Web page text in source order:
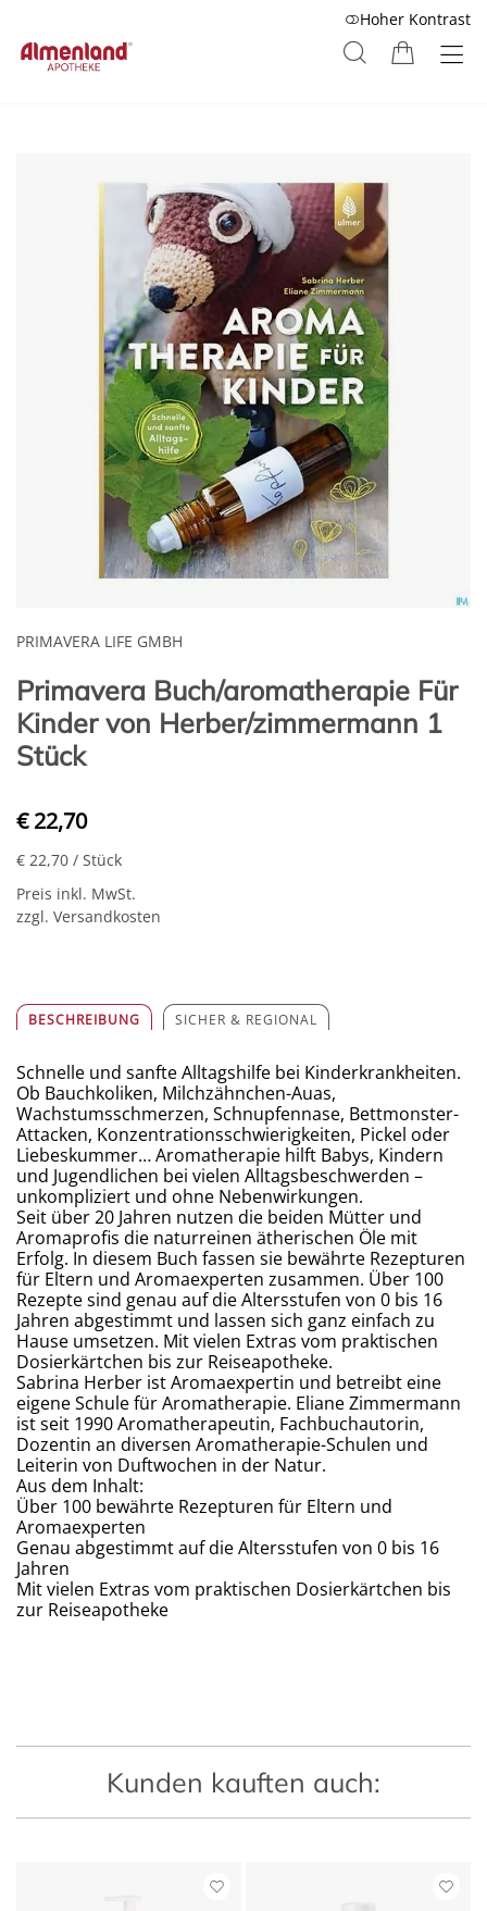
Hoher Kontrast
PRIMAVERA LIFE GMBH
Primavera Buch/aromatherapie Für
Kinder von Herber/zimmermann 1
Stück
€ 22,70
€ 22,70 / Stück
Preis inkl. MwSt.
zzgl. Versandkosten
BESCHREIBUNG SICHER & REGIONAL
Schnelle und sanfte Alltagshilfe bei Kinderkrankheiten.
Ob Bauchkoliken, Milchzähnchen-Auas,
Wachstumsschmerzen, Schnupfennase, Bettmonster-
Attacken, Konzentrationsschwierigkeiten, Pickel oder
Liebeskummer… Aromatherapie hilft Babys, Kindern
und Jugendlichen bei vielen Alltagsbeschwerden –
unkompliziert und ohne Nebenwirkungen.
Seit über 20 Jahren nutzen die beiden Mütter und
Aromaprofis die naturreinen ätherischen Öle mit
Erfolg. In diesem Buch fassen sie bewährte Rezepturen
für Eltern und Aromaexperten zusammen. Über 100
Rezepte sind genau auf die Altersstufen von 0 bis 16
Jahren abgestimmt und lassen sich ganz einfach zu
Hause umsetzen. Mit vielen Extras vom praktischen
Dosierkärtchen bis zur Reiseapotheke.
Sabrina Herber ist Aromaexpertin und betreibt eine
eigene Schule für Aromatherapie. Eliane Zimmermann
ist seit 1990 Aromatherapeutin, Fachbuchautorin,
Dozentin an diversen Aromatherapie-Schulen und
Leiterin von Duftwochen in der Natur.
Aus dem Inhalt:
Über 100 bewährte Rezepturen für Eltern und
Aromaexperten
Genau abgestimmt auf die Altersstufen von 0 bis 16
Jahren
Mit vielen Extras vom praktischen Dosierkärtchen bis
zur Reiseapotheke
Kunden kauften auch: